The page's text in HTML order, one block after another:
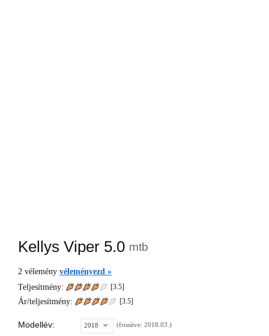
Kellys Viper 5.0 mtb
2 vélemény véleményezd »
Teljesítmény:
[3.5]
Ár/teljesítmény: [3.5]
Modellév: 2018 (frissítve: 2018.03.)